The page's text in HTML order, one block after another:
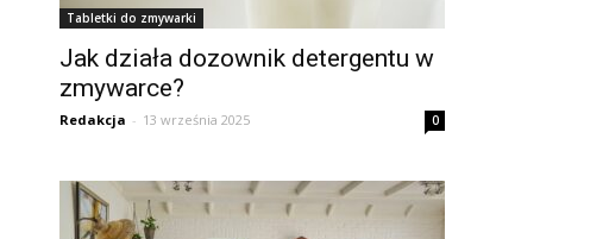
Tabletki do zmywarki
Jak działa dozownik detergentu w
zmywarce?
Redakcja - 13 września 2025 0